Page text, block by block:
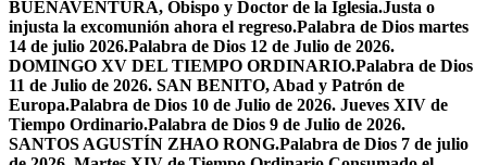
BUENAVENTURA, Obispo y Doctor de la Iglesia.Justa o
injusta la excomunión ahora el regreso.Palabra de Dios martes
14 de julio 2026.Palabra de Dios 12 de Julio de 2026.
DOMINGO XV DEL TIEMPO ORDINARIO.Palabra de Dios
11 de Julio de 2026. SAN BENITO, Abad y Patrón de
Europa.Palabra de Dios 10 de Julio de 2026. Jueves XIV de
Tiempo Ordinario.Palabra de Dios 9 de Julio de 2026.
SANTOS AGUSTÍN ZHAO RONG.Palabra de Dios 7 de julio